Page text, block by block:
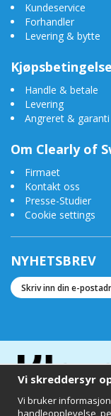
Kundeservice
Forhandler
Levering & bytte
Handle & betale
Levering
Angreret & garanti
Om Clearly of
Firmaet
Kontakt oss
Presse-Studier
Cookie settings
NYHETSBREV
Vi skreddersyr
Vi bruker
handleopplevelse,